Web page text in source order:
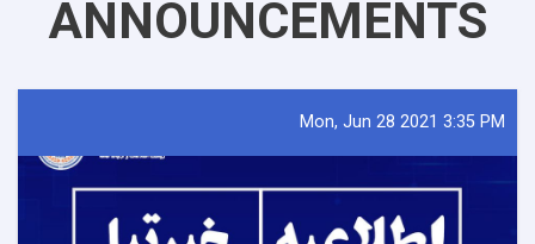
ANNOUNCEMENTS
Mon, Jun 28 2021 3:35 PM